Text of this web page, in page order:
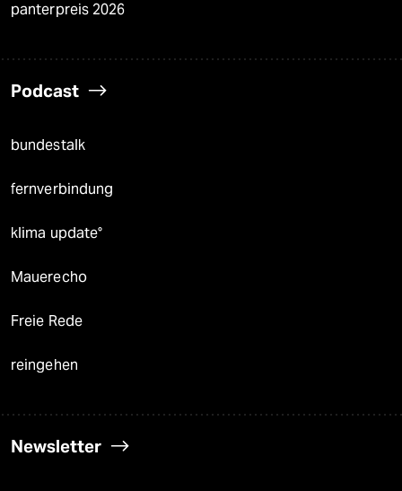
panterpreis 2026
Podcast
bundestalk
fernverbindung
klima update°
Mauerecho
Freie Rede
reingehen
Newsletter